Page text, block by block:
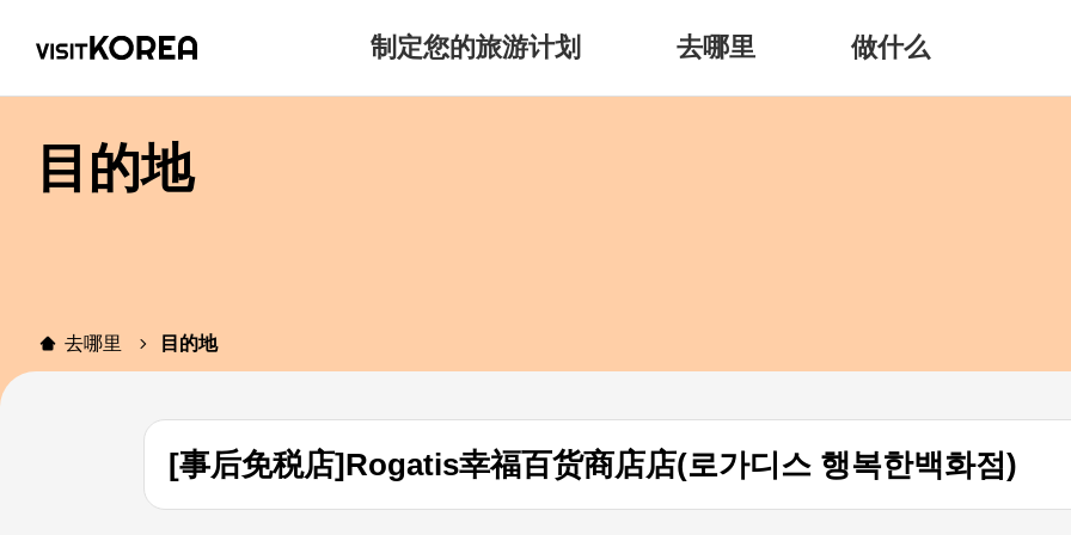
制定您的旅游计划 去哪里 做什么
目的地
去哪里 目的地
[事后免税店]Rogatis幸福百货商店店(로가디스 행복한백화점)